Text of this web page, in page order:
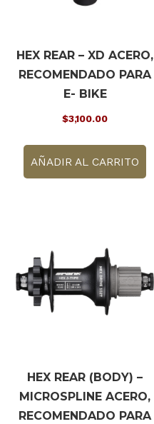
HEX REAR – XD ACERO,
RECOMENDADO PARA
E- BIKE
$3,100.00
AÑADIR AL CARRITO
HEX REAR (BODY) –
MICROSPLINE ACERO,
RECOMENDADO PARA